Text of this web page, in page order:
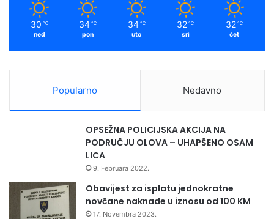
30 ℃
ned
34 ℃
pon
34 ℃
uto
32 ℃
sri
32 ℃
čet
Popularno Nedavno
OPSEŽNA POLICIJSKA AKCIJA NA
PODRUČJU OLOVA – UHAPŠENO OSAM
LICA
9. Februara 2022.
Obavijest za isplatu jednokratne
novčane naknade u iznosu od 100 KM
17. Novembra 2023.